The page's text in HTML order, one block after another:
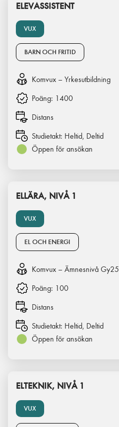
VUX
ELEVASSISTENT
BARN OCH FRITID
Komvux – Yrkesutbildning
Poäng: 1400
Distans
Studietakt: Heltid, Deltid
Öppen för ansökan
VUX
ELLÄRA, NIVÅ 1
EL OCH ENERGI
Komvux – Ämnesnivå Gy25
Poäng: 100
Distans
Studietakt: Heltid, Deltid
Öppen för ansökan
VUX
ELTEKNIK, NIVÅ 1